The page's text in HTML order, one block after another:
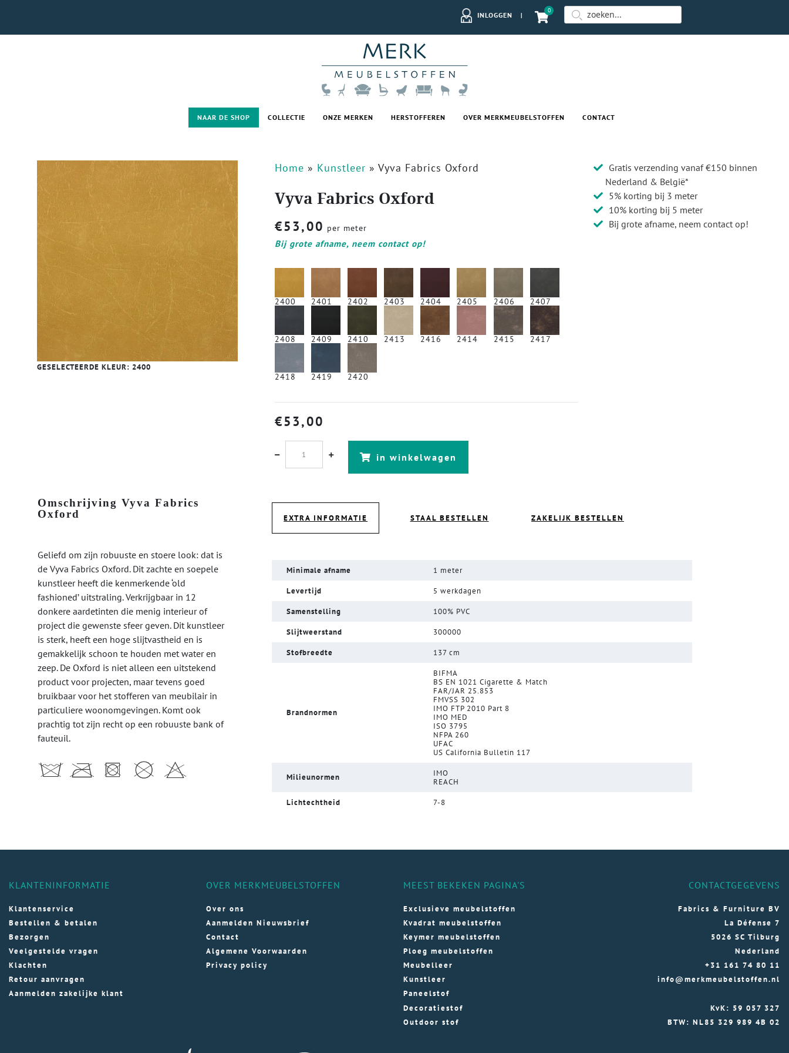
INLOGGEN |
0
NAAR DE SHOP COLLECTIE ONZE MERKEN HERSTOFFEREN OVER MERKMEUBELSTOFFEN CONTACT
GESELECTEERDE KLEUR: 2400
Home » Kunstleer » Vyva Fabrics Oxford
Vyva Fabrics Oxford
€53,00 per meter
Bij grote afname, neem contact op!
2400 2401 2402 2403 2404 2405 2406 2407
2408 2409 2410 2413 2416 2414 2415 2417
2418 2419 2420
€53,00
in winkelwagen
Gratis verzending vanaf €150 binnen
Nederland & België*
5% korting bij 3 meter
10% korting bij 5 meter
Bij grote afname, neem contact op!
Omschrijving Vyva Fabrics
Oxford
Geliefd om zijn robuuste en stoere look: dat is
de Vyva Fabrics Oxford. Dit zachte en soepele
kunstleer heeft die kenmerkende ‘old
fashioned’ uitstraling. Verkrijgbaar in 12
donkere aardetinten die menig interieur of
project die gewenste sfeer geven. Dit kunstleer
is sterk, heeft een hoge slijtvastheid en is
gemakkelijk schoon te houden met water en
zeep. De Oxford is niet alleen een uitstekend
product voor projecten, maar tevens goed
bruikbaar voor het stofferen van meubilair in
particuliere woonomgevingen. Komt ook
prachtig tot zijn recht op een robuuste bank of
fauteuil.
EXTRA INFORMATIE STAAL BESTELLEN ZAKELIJK BESTELLEN
Minimale afname 1 meter
Levertijd 5 werkdagen
Samenstelling 100% PVC
Slijtweerstand 300000
Stofbreedte 137 cm
Brandnormen
BIFMA
BS EN 1021 Cigarette & Match
FAR/JAR 25.853
FMVSS 302
IMO FTP 2010 Part 8
IMO MED
ISO 3795
NFPA 260
UFAC
US California Bulletin 117
Milieunormen
IMO
REACH
Lichtechtheid 7-8
KLANTENINFORMATIE
Klantenservice
Bestellen & betalen
Bezorgen
Veelgestelde vragen
Klachten
Retour aanvragen
Aanmelden zakelijke klant
OVER MERKMEUBELSTOFFEN
Over ons
Aanmelden Nieuwsbrief
Contact
Algemene Voorwaarden
Privacy policy
MEEST BEKEKEN PAGINA'S
Exclusieve meubelstoffen
Kvadrat meubelstoffen
Keymer meubelstoffen
Ploeg meubelstoffen
Meubelleer
Kunstleer
Paneelstof
Decoratiestof
Outdoor stof
CONTACTGEGEVENS
Fabrics & Furniture BV
La Défense 7
5026 SC Tilburg
Nederland
+31 161 74 80 11
info@merkmeubelstoffen.nl
KvK: 59 057 327
BTW: NL85 329 989 4B 02